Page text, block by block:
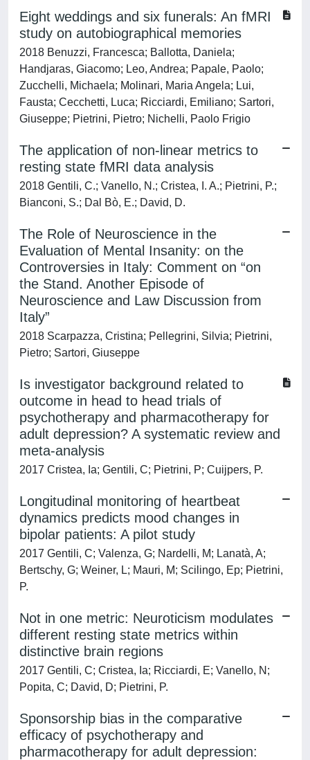
Eight weddings and six funerals: An fMRI
study on autobiographical memories
2018 Benuzzi, Francesca; Ballotta, Daniela;
Handjaras, Giacomo; Leo, Andrea; Papale, Paolo;
Zucchelli, Michaela; Molinari, Maria Angela; Lui,
Fausta; Cecchetti, Luca; Ricciardi, Emiliano; Sartori,
Giuseppe; Pietrini, Pietro; Nichelli, Paolo Frigio
The application of non-linear metrics to
resting state fMRI data analysis
2018 Gentili, C.; Vanello, N.; Cristea, I. A.; Pietrini, P.;
Bianconi, S.; Dal Bò, E.; David, D.
The Role of Neuroscience in the
Evaluation of Mental Insanity: on the
Controversies in Italy: Comment on “on
the Stand. Another Episode of
Neuroscience and Law Discussion from
Italy”
2018 Scarpazza, Cristina; Pellegrini, Silvia; Pietrini,
Pietro; Sartori, Giuseppe
Is investigator background related to
outcome in head to head trials of
psychotherapy and pharmacotherapy for
adult depression? A systematic review and
meta-analysis
2017 Cristea, Ia; Gentili, C; Pietrini, P; Cuijpers, P.
Longitudinal monitoring of heartbeat
dynamics predicts mood changes in
bipolar patients: A pilot study
2017 Gentili, C; Valenza, G; Nardelli, M; Lanatà, A;
Bertschy, G; Weiner, L; Mauri, M; Scilingo, Ep; Pietrini,
P.
Not in one metric: Neuroticism modulates
different resting state metrics within
distinctive brain regions
2017 Gentili, C; Cristea, Ia; Ricciardi, E; Vanello, N;
Popita, C; David, D; Pietrini, P.
Sponsorship bias in the comparative
efficacy of psychotherapy and
pharmacotherapy for adult depression: